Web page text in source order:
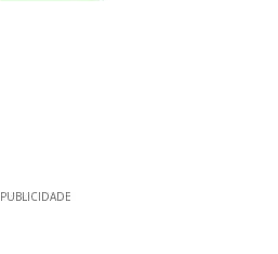
PUBLICIDADE